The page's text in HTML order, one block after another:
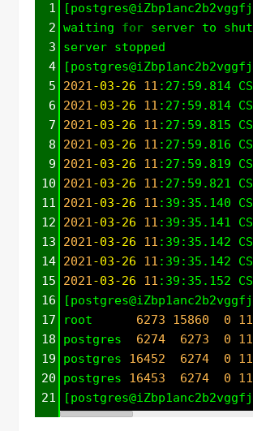
1
2 waiting for server to
3
server stopped
4
5
2021-03-26 11 :27:59.814
6
2021-03-26 11 :27:59.814
7
2021-03-26 11 :27:59.815
8
2021-03-26 11 :27:59.816
9
2021-03-26 11 :27:59.819
10
2021-03-26 11 :27:59.821
11
2021-03-26 11 :39:35.140
12
2021-03-26 11 :39:35.141
13
2021-03-26 11 :39:35.142
14 2021-03-26 11 :39:35.142
15
2021-03-26 11 :39:35.152
16
17
root 6273 15860 0 11
18
postgres 6274 6273 0 11
19
postgres 16452 6274 0 11
20
postgres 16453 6274 0 11
21